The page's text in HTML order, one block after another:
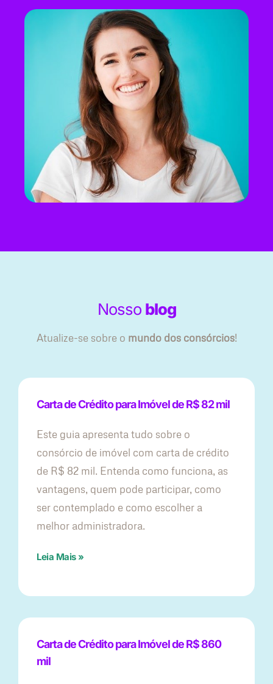
Nosso blog
Atualize-se sobre o mundo dos consórcios!
Carta de Crédito para Imóvel de R$ 82 mil
Este guia apresenta tudo sobre o
consórcio de imóvel com carta de crédito
de R$ 82 mil. Entenda como funciona, as
vantagens, quem pode participar, como
ser contemplado e como escolher a
melhor administradora.
Leia Mais »
Carta de Crédito para Imóvel de R$ 860
mil